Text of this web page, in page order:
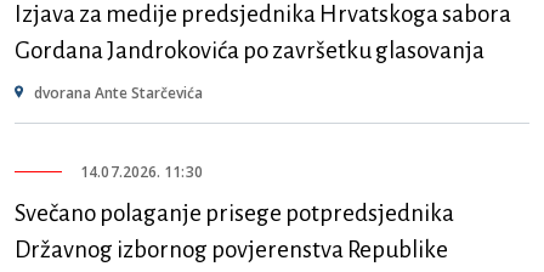
Izjava za medije predsjednika Hrvatskoga sabora
Gordana Jandrokovića po završetku glasovanja
dvorana Ante Starčevića
14.07.2026. 11:30
Svečano polaganje prisege potpredsjednika
Državnog izbornog povjerenstva Republike